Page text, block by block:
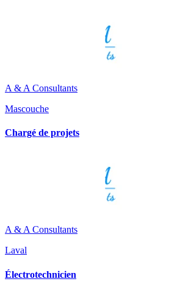
A & A Consultants
Mascouche
Chargé de projets
A & A Consultants
Laval
Électrotechnicien